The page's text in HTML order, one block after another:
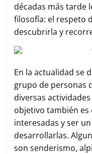
décadas más tarde
filosofía: el respeto
descubrirla y
En la actualidad se
grupo de personas
diversas
objetivo también
interesadas y ser
desarrollarlas.
son senderismo,